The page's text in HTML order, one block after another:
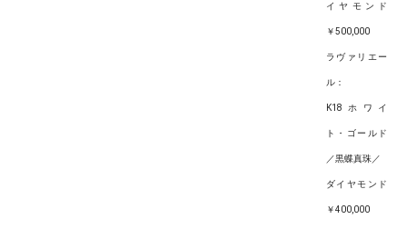
イヤモンド
￥500,000
ラヴァリエー
ル：
K18ホワイ
ト・ゴールド
／黒蝶真珠／
ダイヤモンド
￥400,000